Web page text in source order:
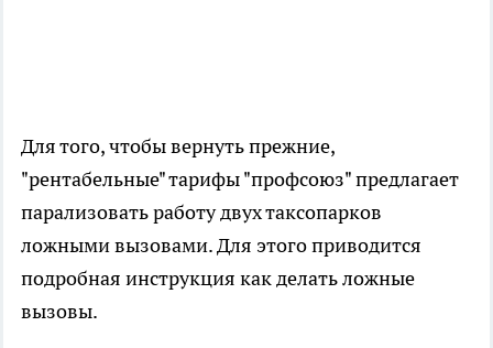
Для того, чтобы вернуть прежние,
"рентабельные" тарифы "профсоюз" предлагает
парализовать работу двух таксопарков
ложными вызовами. Для этого приводится
подробная инструкция как делать ложные
вызовы.